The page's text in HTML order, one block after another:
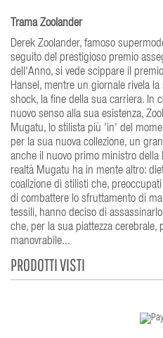
Trama Zoolander
Derek Zoolander, famoso
seguito del prestigioso premio
dell'Anno, si vede scippare il
Hansel, mentre un giornale rivela
shock, la fine della sua carriera. In
nuovo senso alla sua esistenza,
Mugatu, lo stilista più 'in' del
per la sua nuova collezione, un
anche il nuovo primo ministro della
realtà Mugatu ha in mente altro:
coalizione di stilisti che,
di combattere lo sfruttamento di
tessili, hanno deciso di
che, per la sua piattezza cerebrale,
manovrabile...
PRODOTTI VISTI